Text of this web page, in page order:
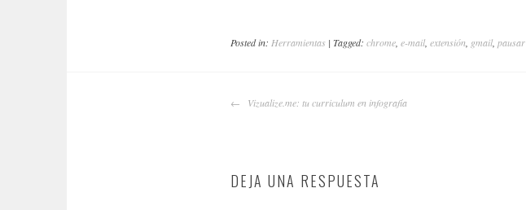
Posted in: Herramientas | Tagged: chrome e-mail extensión gmail pausar
NAVEGADOR
Vizualize.me: tu curriculum en infografía
DEJA UNA RESPUESTA